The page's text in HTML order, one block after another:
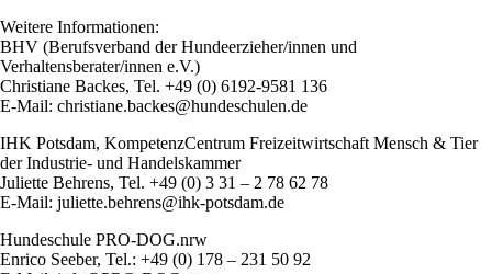
Weitere Informationen:
BHV (Berufsverband der Hundeerzieher/innen und
Verhaltensberater/innen e.V.)
Christiane Backes, Tel. +49 (0) 6192-9581 136
E-Mail: christiane.backes@hundeschulen.de
IHK Potsdam, KompetenzCentrum Freizeitwirtschaft Mensch & Tier
der Industrie- und Handelskammer
Juliette Behrens, Tel. +49 (0) 3 31 – 2 78 62 78
E-Mail: juliette.behrens@ihk-potsdam.de
Hundeschule PRO-DOG.nrw
Enrico Seeber, Tel.: +49 (0) 178 – 231 50 92